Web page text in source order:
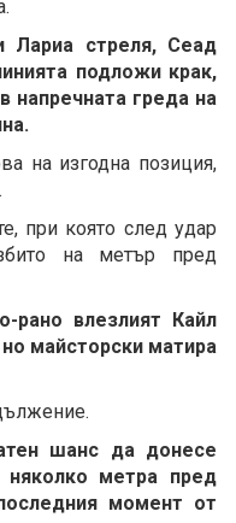
Лариа стреля, Сеад
подложи крак,
напречната греда на
на изгодна позиция,
при която след удар
на метър пред
рано влезлият Кайл
майсторски матира
шанс да донесе
метра пред
момент от